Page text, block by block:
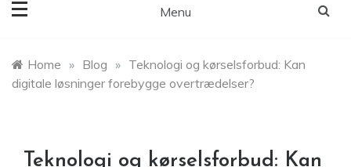
Menu
Home » Blog » Teknologi og kørselsforbud: Kan
digitale løsninger forebygge overtrædelser?
Teknologi og kørselsforbud: Kan